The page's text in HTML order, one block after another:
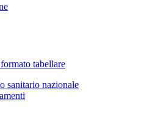
tabellare
sanitario nazionale